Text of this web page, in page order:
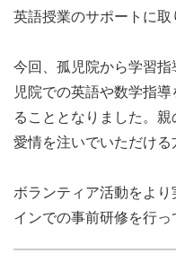
英語授業のサポートに取
今回、孤児院から学習
児院での英語や数学指
ることとなりました。
愛情を注いでいただける
ボランティア活動をよ
インでの事前研修を行っ